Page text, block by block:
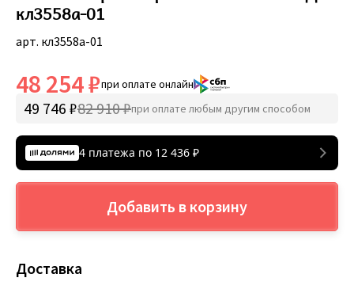
кл3558а-01
арт. кл3558а-01
48 254 ₽при оплате онлайн
49 746 ₽82 910 ₽при оплате любым другим способом
4 платежа по 12 436 ₽
Добавить в корзину
Доставка